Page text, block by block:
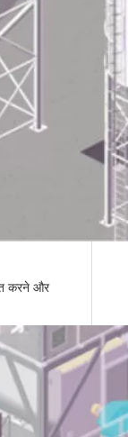
करने और